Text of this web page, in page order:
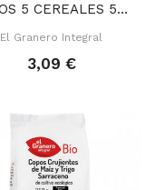
COPOS 5 CEREALES 500 GR
El Granero Integral
3,09 €